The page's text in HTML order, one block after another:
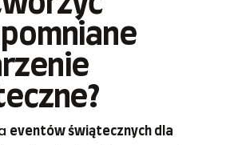
eventów świątecznych dla